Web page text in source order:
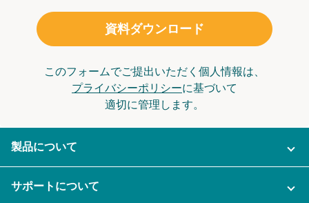
資料ダウンロード
このフォームでご提出いただく個人情報は、
プライバシーポリシーに基づいて
適切に管理します。
製品について
サポートについて